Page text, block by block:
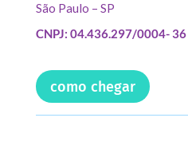
São Paulo – SP
CNPJ: 04.436.297/0004- 36
como chegar